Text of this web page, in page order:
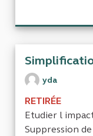
yda
RETIRÉE
Etudier l
Suppression